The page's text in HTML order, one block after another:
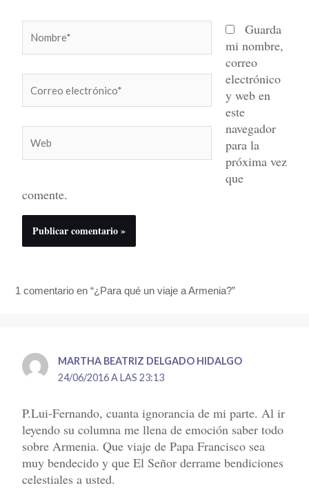
electrónico*
Guarda
mi nombre,
correo
electrónico
y web en
este
navegador
para la
próxima vez
que
comente.
1 comentario en “¿Para qué un viaje a Armenia?”
MARTHA BEATRIZ DELGADO HIDALGO
24/06/2016 A LAS 23:13
P.Lui-Fernando, cuanta ignorancia de mi parte. Al ir
leyendo su columna me llena de emoción saber todo
sobre Armenia. Que viaje de Papa Francisco sea
muy bendecido y que El Señor derrame bendiciones
celestiales a usted.